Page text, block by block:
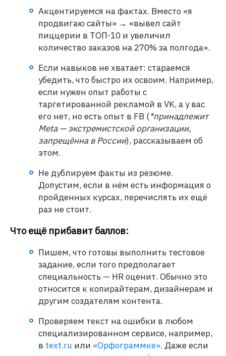
Акцентируемся на фактах. Вместо «я
продвигаю сайты» → «вывел сайт
пиццерии в ТОП-10 и увеличил
количество заказов на 270% за полгода».
Если навыков не хватает: стараемся
убедить, что быстро их освоим. Например,
если нужен опыт работы с
таргетированной рекламой в VK, а у вас
его нет, но есть опыт в FB (*принадлежит
Meta — экстремистской организации,
запрещённа в России), рассказываем об
этом.
Не дублируем факты из резюме.
Допустим, если в нём есть информация о
пройденных курсах, перечислять их ещё
раз не стоит.
Что ещё прибавит баллов:
Пишем, что готовы выполнить тестовое
задание, если того предполагает
специальность — HR оценит. Обычно это
относится к копирайтерам, дизайнерам и
другим создателям контента.
Проверяем текст на ошибки в любом
специализированном сервисе, например,
в text.ru или «Орфограммке». Даже если